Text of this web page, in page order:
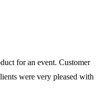
for an event. Customer
were very pleased with